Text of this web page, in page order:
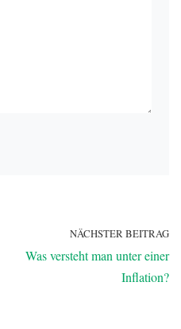
NÄCHSTER BEITRAG
Was versteht man unter einer
Inflation?